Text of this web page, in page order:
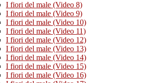
I fiori del male (Video 8)
I fiori del male (Video 9)
I fiori del male (Video 10)
I fiori del male (Video 11)
I fiori del male (Video 12)
I fiori del male (Video 13)
I fiori del male (Video 14)
I fiori del male (Video 15)
I fiori del male (Video 16)